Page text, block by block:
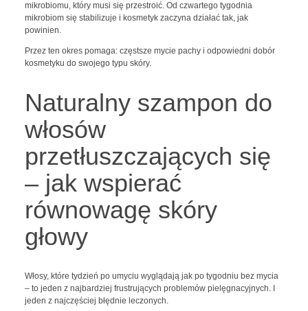
mikrobiomu, który musi się przestroić. Od czwartego tygodnia
mikrobiom się stabilizuje i kosmetyk zaczyna działać tak, jak
powinien.
Przez ten okres pomaga: częstsze mycie pachy i odpowiedni dobór
kosmetyku do swojego typu skóry.
Naturalny szampon do
włosów
przetłuszczających się
– jak wspierać
równowagę skóry
głowy
Włosy, które tydzień po umyciu wyglądają jak po tygodniu bez mycia
– to jeden z najbardziej frustrujących problemów pielęgnacyjnych. I
jeden z najczęściej błędnie leczonych.